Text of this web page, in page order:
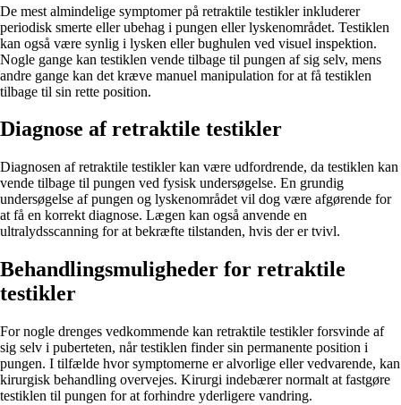
De mest almindelige symptomer på retraktile testikler inkluderer
periodisk smerte eller ubehag i pungen eller lyskenområdet. Testiklen
kan også være synlig i lysken eller bughulen ved visuel inspektion.
Nogle gange kan testiklen vende tilbage til pungen af sig selv, mens
andre gange kan det kræve manuel manipulation for at få testiklen
tilbage til sin rette position.
Diagnose af retraktile testikler
Diagnosen af retraktile testikler kan være udfordrende, da testiklen kan
vende tilbage til pungen ved fysisk undersøgelse. En grundig
undersøgelse af pungen og lyskenområdet vil dog være afgørende for
at få en korrekt diagnose. Lægen kan også anvende en
ultralydsscanning for at bekræfte tilstanden, hvis der er tvivl.
Behandlingsmuligheder for retraktile
testikler
For nogle drenges vedkommende kan retraktile testikler forsvinde af
sig selv i puberteten, når testiklen finder sin permanente position i
pungen. I tilfælde hvor symptomerne er alvorlige eller vedvarende, kan
kirurgisk behandling overvejes. Kirurgi indebærer normalt at fastgøre
testiklen til pungen for at forhindre yderligere vandring.